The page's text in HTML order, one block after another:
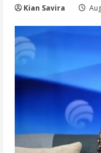
Kian Savira